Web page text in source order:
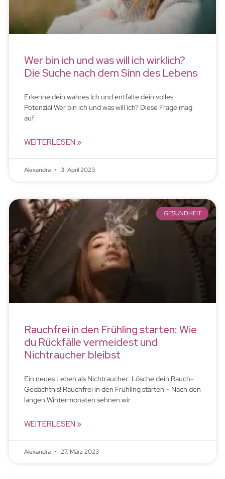
Wer bin ich und was will ich wirklich?
Die Suche nach dem Sinn des Lebens
Erkenne dein wahres Ich und entfalte dein volles
Potenzial Wer bin ich und was will ich? Diese Frage mag
auf
WEITERLESEN »
Alexandra 3. April 2023
GESUNDHEIT
Rauchfrei in den Frühling starten: Wie
du Rückfälle vermeidest und
Nichtraucher bleibst
Ein neues Leben als Nichtraucher: Lösche dein Rauch-
Gedächtnis! Rauchfrei in den Frühling starten – Nach den
langen Wintermonaten sehnen wir
WEITERLESEN »
Alexandra 27. März 2023